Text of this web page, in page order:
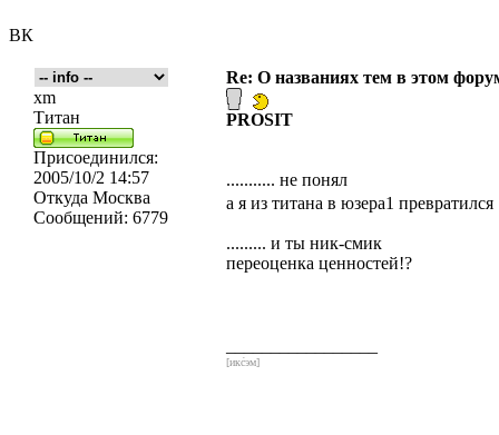
ВК
Re: О названиях тем в этом
xm
Титан
Присоединился:
2005/10/2 14:57
Откуда Москва
Сообщений: 6779
PROSIT
........... не понял
а я из титана в юзера1 превратился
......... и ты ник-смик
переоценка ценностей!?
[икс́эм]